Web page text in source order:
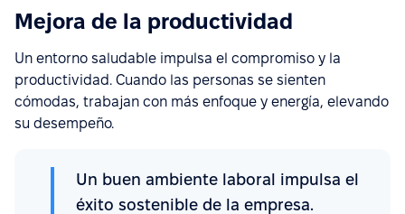
Mejora de la productividad
Un entorno saludable impulsa el compromiso y la
productividad. Cuando las personas se sienten
cómodas, trabajan con más enfoque y energía, elevando
su desempeño.
Un buen ambiente laboral impulsa el
éxito sostenible de la empresa.